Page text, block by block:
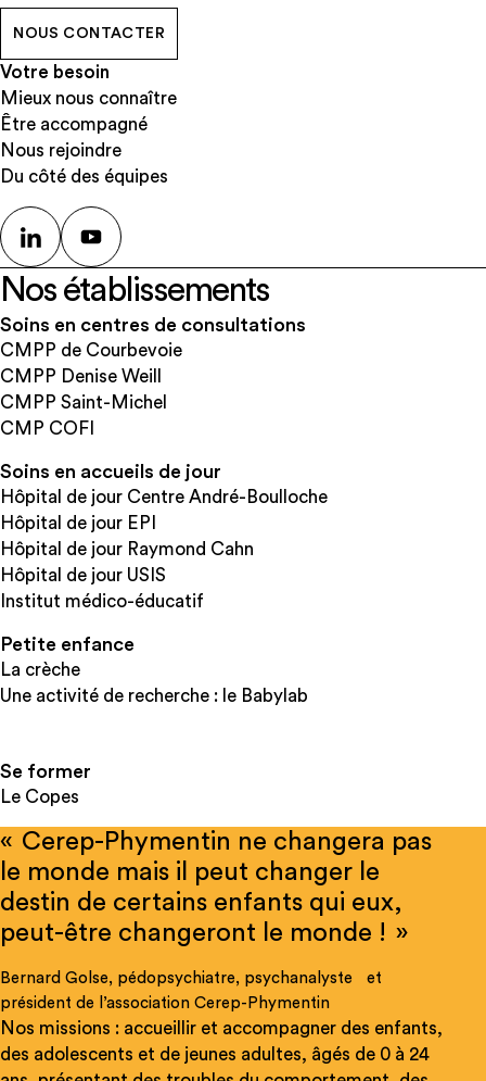
NOUS CONTACTER
Votre besoin
Mieux nous connaître
Être accompagné
Nous rejoindre
Du côté des équipes
Nos établissements
Soins en centres de consultations
CMPP de Courbevoie
CMPP Denise Weill
CMPP Saint-Michel
CMP COFI
Soins en accueils de jour
Hôpital de jour Centre André-Boulloche
Hôpital de jour EPI
Hôpital de jour Raymond Cahn
Hôpital de jour USIS
Institut médico-éducatif
Petite enfance
La crèche
Une activité de recherche : le Babylab
Se former
Le Copes
« Cerep-Phymentin ne changera pas
le monde mais il peut changer le
destin de certains enfants qui eux,
peut-être changeront le monde ! »
Bernard Golse, pédopsychiatre, psychanalyste et
président de l’association Cerep-Phymentin
Nos missions : accueillir et accompagner des enfants,
des adolescents et de jeunes adultes, âgés de 0 à 24